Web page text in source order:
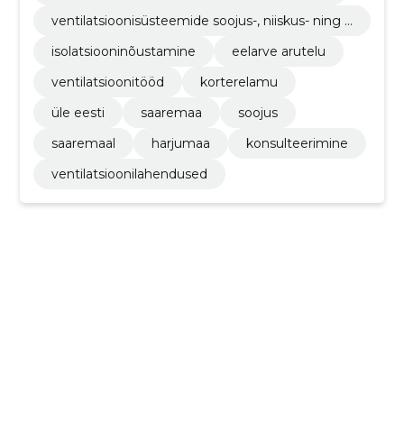
ventilatsioonisüsteemide soojus-, niiskus- ning t
isolatsiooninõustamine
eelarve arutelu
ventilatsioonitööd
korterelamu
üle eesti
saaremaa
soojus
saaremaal
harjumaa
konsulteerimine
ventilatsioonilahendused